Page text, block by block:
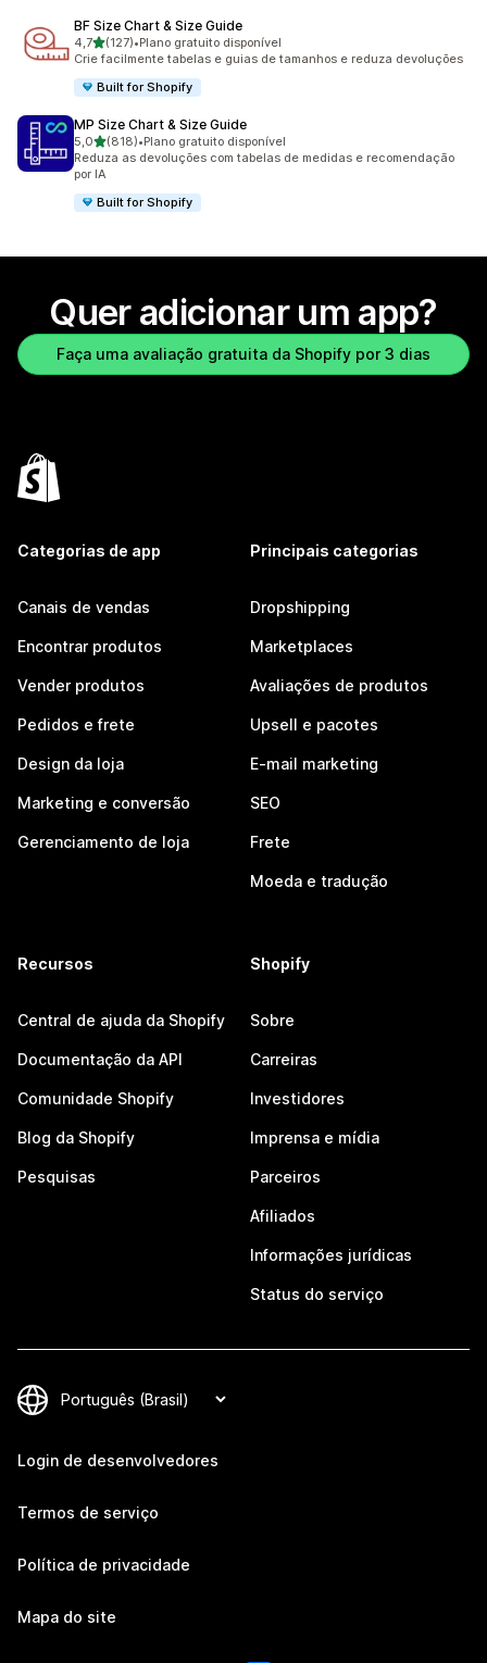
BF Size Chart & Size Guide
4,7de 5 estrelas
(127)
127 avaliações ao todo
•Plano gratuito disponível
Crie facilmente tabelas e guias de tamanhos e reduza devoluções
Built for Shopify
MP Size Chart & Size Guide
5,0de 5 estrelas
(818)
818 avaliações ao todo
•Plano gratuito disponível
Reduza as devoluções com tabelas de medidas e recomendação
por IA
Built for Shopify
Quer adicionar um app?
Faça uma avaliação gratuita da Shopify por 3 dias
Categorias de app
Canais de vendas
Encontrar produtos
Vender produtos
Pedidos e frete
Design da loja
Marketing e conversão
Gerenciamento de loja
Principais categorias
Dropshipping
Marketplaces
Avaliações de produtos
Upsell e pacotes
E-mail marketing
SEO
Frete
Moeda e tradução
Recursos
Central de ajuda da Shopify
Documentação da API
Comunidade Shopify
Blog da Shopify
Pesquisas
Shopify
Sobre
Carreiras
Investidores
Imprensa e mídia
Parceiros
Afiliados
Informações jurídicas
Status do serviço
Login de desenvolvedores
Termos de serviço
Política de privacidade
Mapa do site